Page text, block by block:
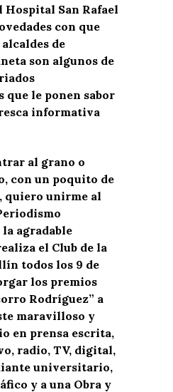
Hospital San Rafael
con que
de
son algunos de
que le ponen sabor
informativa
al grano o
con un poquito de
quiero unirme al
agradable
el Club de la
todos los 9 de
los premios
Rodríguez” a
maravilloso y
en prensa escrita,
radio, TV, digital,
universitario,
y a una Obra y